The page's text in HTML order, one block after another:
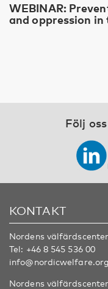
WEBINAR:
and oppression
Följ
KONTAKT
Nordens
Tel: +46 8 545 536 00
info@nordicwelfare.org
Nordens